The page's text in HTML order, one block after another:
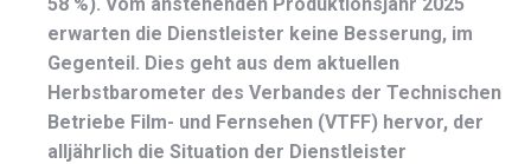
erwarten die Dienstleister keine Besserung, im
Gegenteil. Dies geht aus dem aktuellen
Herbstbarometer des Verbandes der Technischen
Betriebe Film- und Fernsehen (VTFF) hervor, der
alljährlich die Situation der Dienstleister